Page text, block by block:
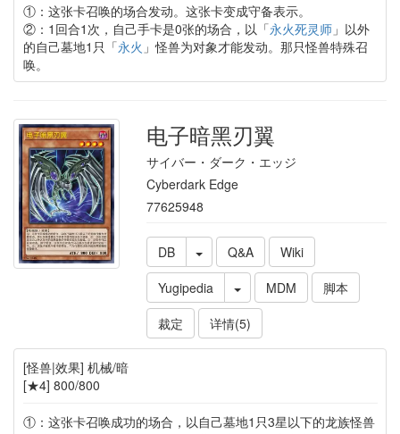
①：这张卡召唤的场合发动。这张卡变成守备表示。
②：1回合1次，自己手卡是0张的场合，以「永火死灵师」以外
的自己墓地1只「永火 」怪兽为对象才能发动。那只怪兽特殊召
唤。
电子暗黑刃翼
サイバー・ダーク・エッジ
Cyberdark Edge
77625948
DB Q&A
Wiki
Yugipedia
MDM
脚本
裁定
详情(5)
[怪兽|效果] 机械/暗
[★4] 800/800
①：这张卡召唤成功的场合，以自己墓地1只3星以下的龙族怪兽